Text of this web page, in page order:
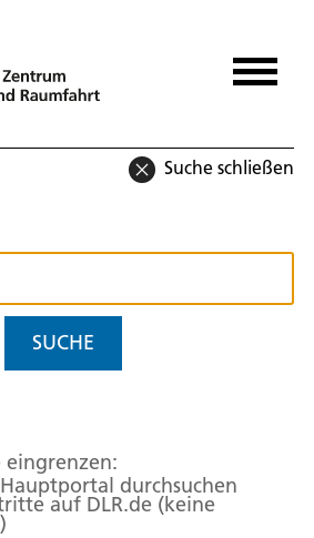
Suche schließen
SUCHE
eingrenzen:
durchsuchen
auf DLR.de (keine